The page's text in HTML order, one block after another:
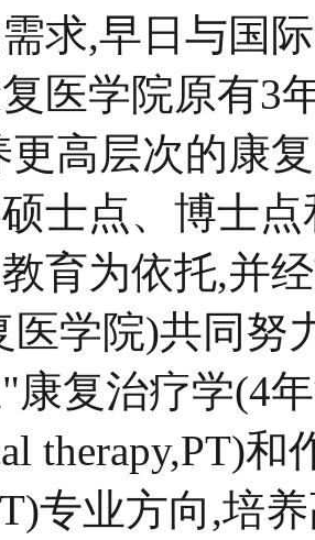
求,早日与国
医学院原有3
更高层次的康
士点、博士
育为依托,并
医学院)共同努
康复治疗学(4
therapy,PT)和
专业方向,培